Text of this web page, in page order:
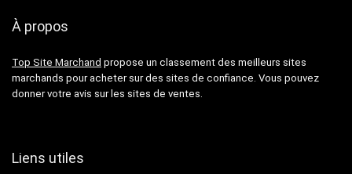
À propos
Top Site Marchand propose un classement des meilleurs sites
marchands pour acheter sur des sites de confiance. Vous pouvez
donner votre avis sur les sites de ventes.
Liens utiles